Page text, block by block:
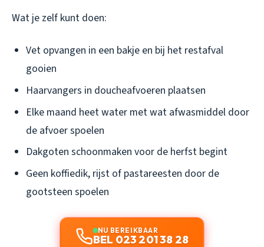
Wat je zelf kunt doen:
Vet opvangen in een bakje en bij het restafval
gooien
Haarvangers in doucheafvoeren plaatsen
Elke maand heet water met wat afwasmiddel door
de afvoer spoelen
Dakgoten schoonmaken voor de herfst begint
Geen koffiedik, rijst of pastareesten door de
gootsteen spoelen
NU BEREIKBAAR
BEL 023 201 38 28